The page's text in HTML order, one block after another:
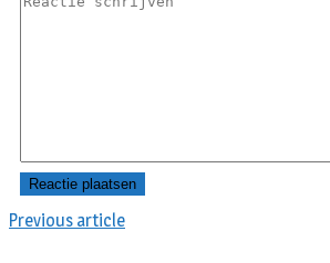
Previous article